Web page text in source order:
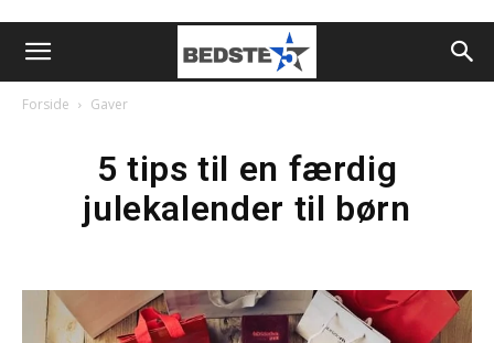
Forside Gaver
5 tips til en færdig
julekalender til børn